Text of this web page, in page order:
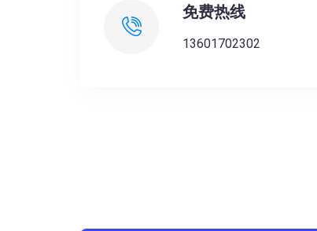
免费热线
13601702302